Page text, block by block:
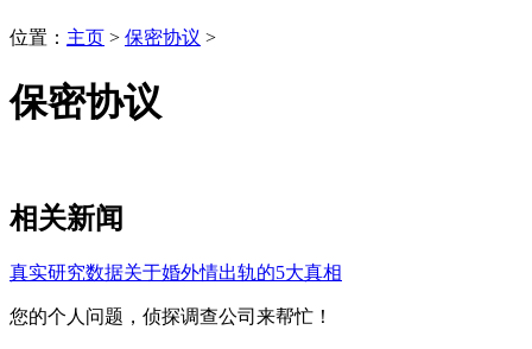
位置： 主页 > 保密协议 >
保密协议
相关新闻
真实研究数据关于婚外情出轨的5大真相
您的个人问题，侦探调查公司来帮忙！